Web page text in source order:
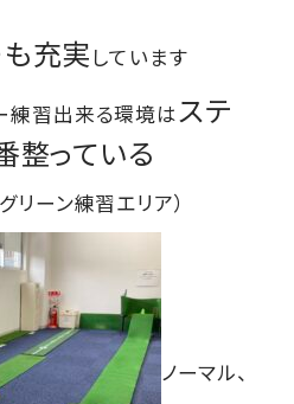
充実 しています
習出来る環境はステ
整っている
リーン練習エリア）
ノーマル、